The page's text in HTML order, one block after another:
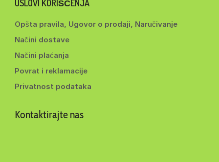
USLOVI KORIŠĆENJA
Opšta pravila, Ugovor o prodaji, Naručivanje
Načini dostave
Načini plaćanja
Povrat i reklamacije
Privatnost podataka
Kontaktirajte nas